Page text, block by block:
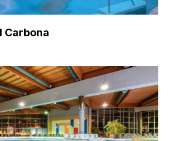
Carbona